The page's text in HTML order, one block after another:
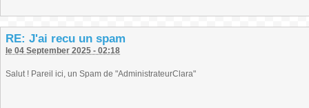
RE: J'ai recu un spam
le 04 September 2025 - 02:18
Salut ! Pareil ici, un Spam de "AdministrateurClara"